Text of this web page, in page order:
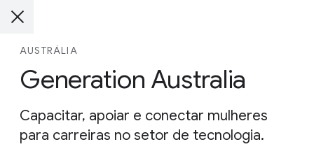
AUSTRÁLIA
Generation Australia
Capacitar, apoiar e conectar mulheres
para carreiras no setor de tecnologia.